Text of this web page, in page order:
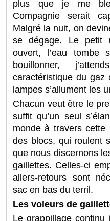
plus que je me
Compagnie serait
Malgré la nuit, on
se dégage. Le petit
ouvert, l’eau
bouillonner,
caractéristique du gaz
lampes s’allument les
Chacun veut être le
suffit qu’un seul
monde à travers cette
des blocs, qui roulent
que nous discernons
gaillettes. Celles-ci
allers-retours sont
sac en bas du terril.
Les voleurs de
Le grappillage continu